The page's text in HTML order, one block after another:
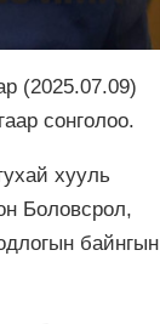
(2025.07.09)
сонголоо.
хууль
Боловсрол,
байнгын